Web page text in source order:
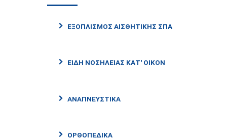
ΕΞΟΠΛΙΣΜΌΣ ΑΙΣΘΗΤΙΚΉΣ ΣΠΑ
ΕΊΔΗ ΝΟΣΗΛΕΊΑΣ ΚΑΤ' ΟΊΚΟΝ
ΑΝΑΠΝΕΥΣΤΙΚΆ
ΟΡΘΟΠΕΔΙΚΆ